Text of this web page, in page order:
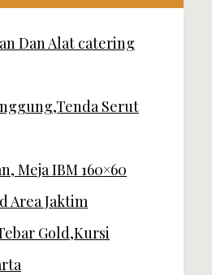
Dan Alat catering
Serut
Meja IBM 160×60
Area Jaktim
Gold,Kursi